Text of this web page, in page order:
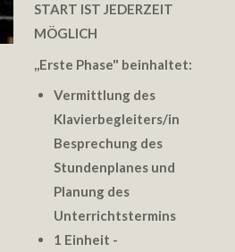
START IST JEDERZEIT
MÖGLICH
Erste Phase" beinhaltet:
Vermittlung des
Klavierbegleiters/in
Besprechung des
Stundenplanes und
Planung des
Unterrichtstermins
1 Einheit -